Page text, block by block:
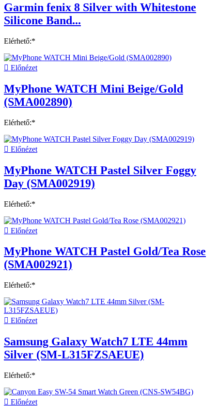
Garmin fenix 8 Silver with Whitestone
Silicone Band...
Elérhető:*
 Előnézet
MyPhone WATCH Mini Beige/Gold
(SMA002890)
Elérhető:*
 Előnézet
MyPhone WATCH Pastel Silver Foggy
Day (SMA002919)
Elérhető:*
 Előnézet
MyPhone WATCH Pastel Gold/Tea Rose
(SMA002921)
Elérhető:*
 Előnézet
Samsung Galaxy Watch7 LTE 44mm
Silver (SM-L315FZSAEUE)
Elérhető:*
 Előnézet